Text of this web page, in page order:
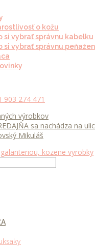
o kožu
si vybrať správnu kabelku
si vybrať správnu
903 274 471
výrobkov
sa nachádza na
Mikuláš